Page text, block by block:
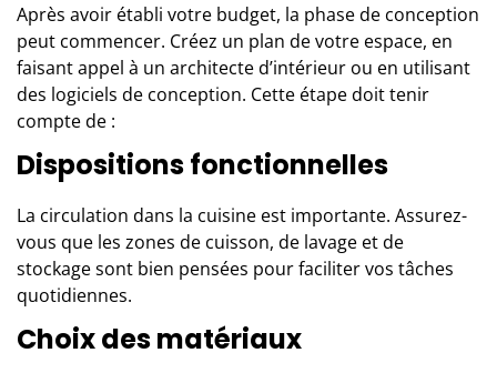
Après avoir établi votre budget, la phase de conception
peut commencer. Créez un plan de votre espace, en
faisant appel à un architecte d’intérieur ou en utilisant
des logiciels de conception. Cette étape doit tenir
compte de :
Dispositions fonctionnelles
La circulation dans la cuisine est importante. Assurez-
vous que les zones de cuisson, de lavage et de
stockage sont bien pensées pour faciliter vos tâches
quotidiennes.
Choix des matériaux